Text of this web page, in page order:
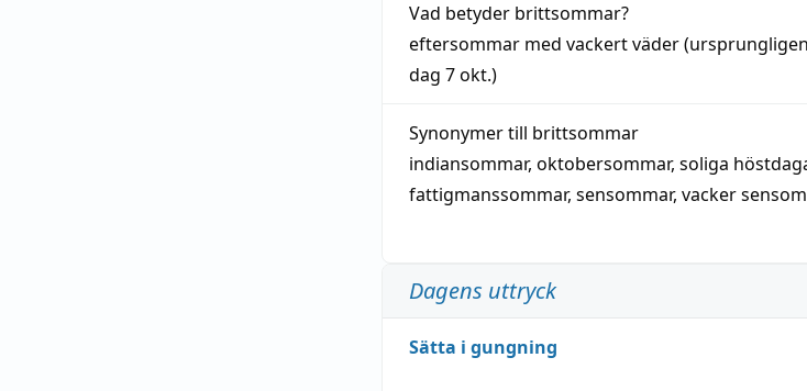
Vad betyder brittsommar?
eftersommar med vackertväder(ursprungligen
dag 7 okt.)
Synonymer till brittsommar
indiansommar, oktobersommar, soliga
fattigmanssommar, sensommar, vacker
Dagens uttryck
Sätta i gungning